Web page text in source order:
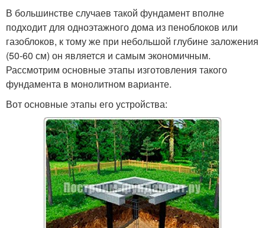
В большинстве случаев такой фундамент вполне
подходит для одноэтажного дома из пеноблоков или
газоблоков, к тому же при небольшой глубине заложения
(50-60 см) он является и самым экономичным.
Рассмотрим основные этапы изготовления такого
фундамента в монолитном варианте.
Вот основные этапы его устройства: